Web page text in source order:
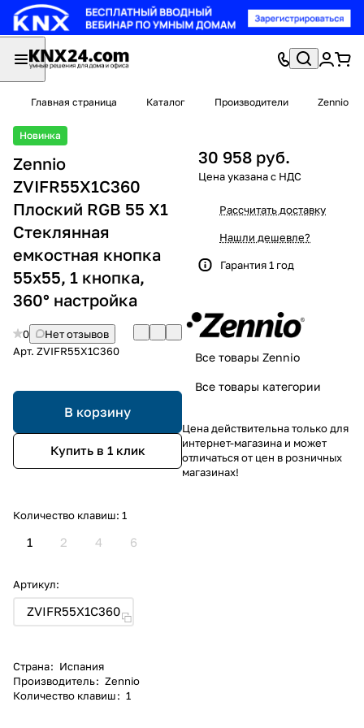
Главная страница Каталог Производители Zennio
Новинка
Zennio
ZVIFR55X1C360
Плоский RGB 55 X1
Стеклянная
емкостная кнопка
55x55, 1 кнопка,
360° настройка
0
Нет отзывов
Арт. ZVIFR55X1C360
В корзину
Купить в 1 клик
Количество клавиш: 1
1 2 4 6
Артикул:
ZVIFR55X1C360
Страна: Испания
Производитель: Zennio
Количество клавиш: 1
30 958 руб.
Рассчитать доставку
Нашли дешевле?
Гарантия 1 год
Все товары Zennio
Все товары категории
Цена действительна только для
интернет-магазина и может
отличаться от цен в розничных
магазинах!